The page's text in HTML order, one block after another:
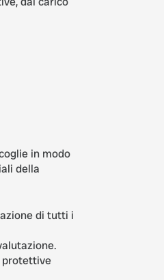
in modo
della
di tutti i
protettive